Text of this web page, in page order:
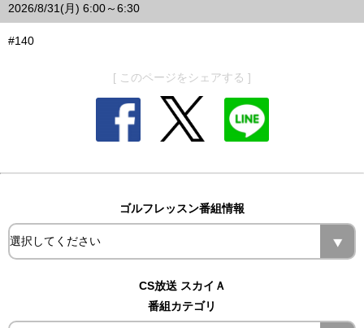
2026/8/31(月) 6:00～6:30
#140
[ このページをシェアする ]
ゴルフレッスン番組情報
CS放送 スカイＡ
番組カテゴリ